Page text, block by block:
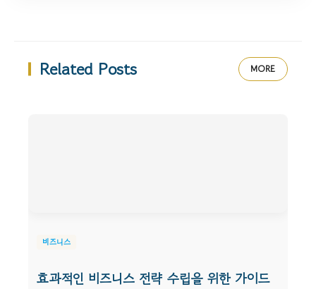
Related Posts MORE
비즈니스
효과적인 비즈니스 전략 수립을 위한 가이드